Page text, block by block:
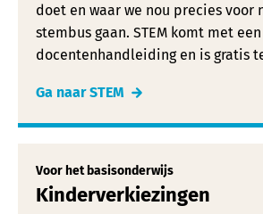
doet en waar we nou precies voor
stembus gaan. STEM komt met een
docentenhandleiding en is gratis
Ga naar STEM
Voor het basisonderwijs
Kinderverkiezingen